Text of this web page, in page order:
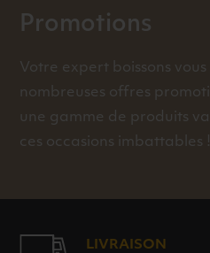
Promotions
Votre expert boissons
nombreuses offres
une gamme de produits
ces occasions imbattables !
LIVRAISON